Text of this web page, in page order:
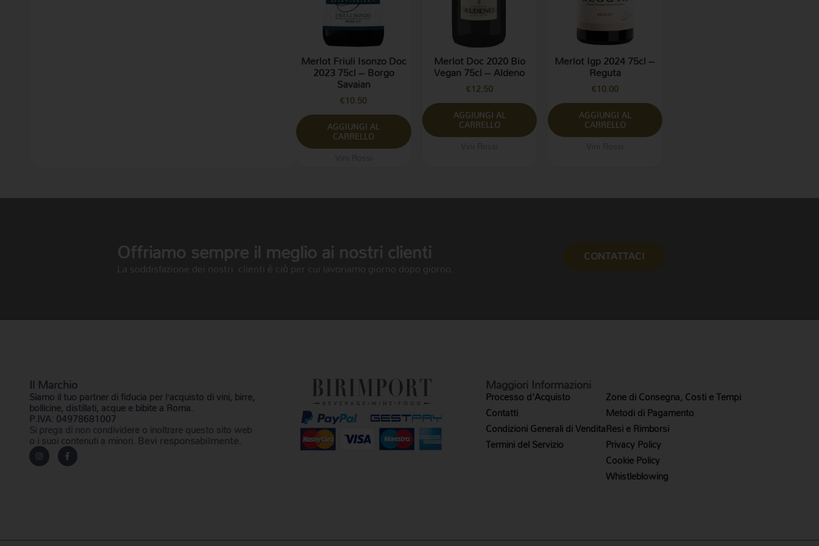
Merlot Friuli Isonzo Doc
2023 75cl – Borgo
Savaian
€10.50
AGGIUNGI AL
CARRELLO
Merlot Doc 2020 Bio
Vegan 75cl – Aldeno
€12.50
AGGIUNGI AL
CARRELLO
Merlot Igp 2024 75cl –
Reguta
€10.00
AGGIUNGI AL
CARRELLO
Offriamo sempre il meglio ai nostri clienti
La soddisfazione dei nostri clienti è ciò per cui lavoriamo giorno dopo giorno.
CONTATTACI
Il Marchio
Siamo iltuo partner di fiducia per l’acquisto di vini, birre,
bollicine, distillati, acque e bibite a Roma.
P.IVA: 04978681007
Si prega di non condividere o inoltrare questo sito web
o i suoi contenuti a minori. Bevi responsabilmente.
In
s
F
a
c
Maggiori Informazioni
Processo d'Acquisto
Contatti
Condizioni Generali di Vendita
Termini del Servizio
Zone di Consegna, Costi e Tempi
Metodi di Pagamento
Resi e Rimborsi
Privacy Policy
Cookie Policy
Whistleblowing